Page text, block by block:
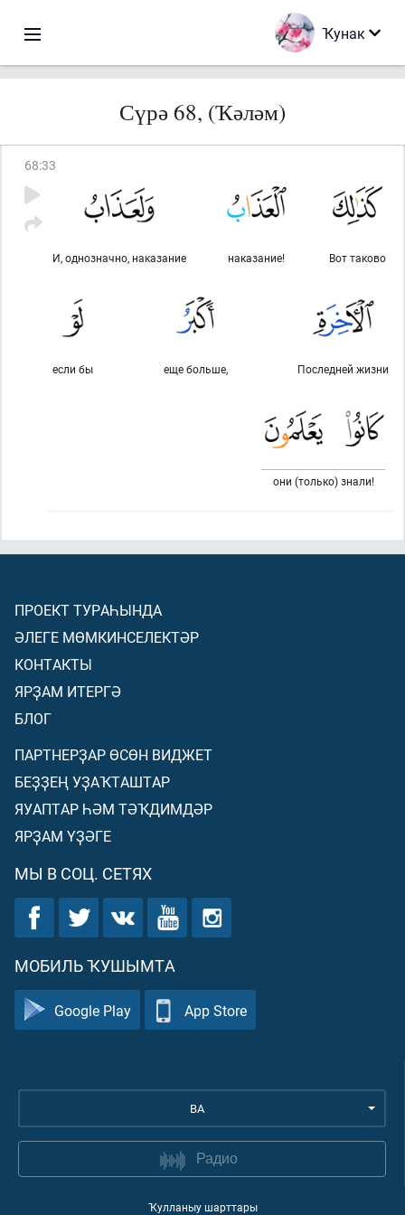
Ҡунак
Сүрә 68, (Ҡәләм)
68:33
Вот таково
наказание!
И, однозначно, наказание
Последней жизни
еще больше,
если бы
они (только) знали!
ПРОЕКТ ТУРАҺЫНДА
ӘЛЕГЕ МӨМКИНСЕЛЕКТӘР
КОНТАКТЫ
ЯРҘАМ ИТЕРГӘ
БЛОГ
ПАРТНЕРҘАР ӨСӨН ВИДЖЕТ
БЕҘҘЕҢ УҘАҠТАШТАР
ЯУАПТАР ҺӘМ ТӘҠДИМДӘР
ЯРҘАМ ҮҘӘГЕ
МЫ В СОЦ. СЕТЯХ
МОБИЛЬ ҠУШЫМТА
Google Play App Store
BA
Радио
Ҡулланыу шарттары